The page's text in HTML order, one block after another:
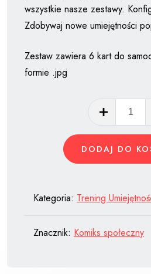
wszystkie nasze zestawy.
Zdobywaj nowe umiejętności
Zestaw zawiera 6 kart do
formie .jpg
DODAJ DO
Kategoria: Trening
Znacznik: Komiks społeczny